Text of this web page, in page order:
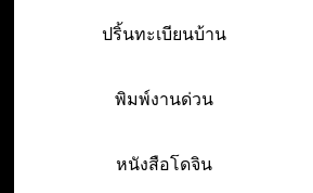
ปริ้นทะเบียนบ้าน
พิมพ์งานด่วน
หนังสือโดจิน